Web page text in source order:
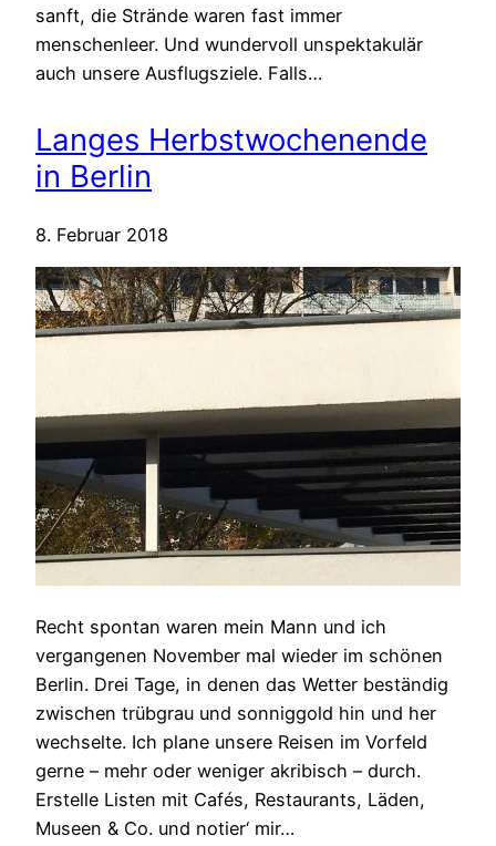
sanft, die Strände waren fast immer
menschenleer. Und wundervoll unspektakulär
auch unsere Ausflugsziele. Falls…
Langes Herbstwochenende
in Berlin
8. Februar 2018
Recht spontan waren mein Mann und ich
vergangenen November mal wieder im schönen
Berlin. Drei Tage, in denen das Wetter beständig
zwischen trübgrau und sonniggold hin und her
wechselte. Ich plane unsere Reisen im Vorfeld
gerne – mehr oder weniger akribisch – durch.
Erstelle Listen mit Cafés, Restaurants, Läden,
Museen & Co. und notier‘ mir…